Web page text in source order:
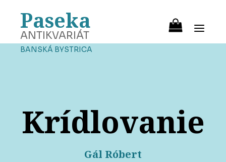
Paseka
ANTIKVARIÁT
BANSKÁ BYSTRICA
Krídlovanie
Gál Róbert